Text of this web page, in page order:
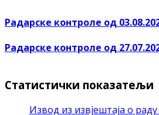
Радарске контроле од
Радарске контроле од
Статистички показатељи
Извод из извјештаја о